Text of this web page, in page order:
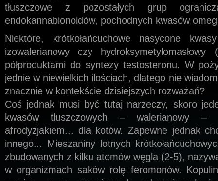
tłuszczowe z pozostałych grup
endokannabionoidów, pochodnych kwasów
Niektóre, krótkołańcuchowe nasycone
izowalerianowy czy hydroksymetylomasłowy
półproduktami do syntezy testosteronu. W
jednie w niewielkich ilościach, dlatego nie
znacznie w kontekście dzisiejszych rozważań?
Coś jednak musi być tutaj narzeczy, skoro
kwasów tłuszczowych – walerianowy –
afrodyzjakiem... dla kotów. Zapewne jednak
innego... Mieszaniny lotnych
zbudowanych z kilku atomów węgla (2-5),
w organizmach saków rolę feromonów.